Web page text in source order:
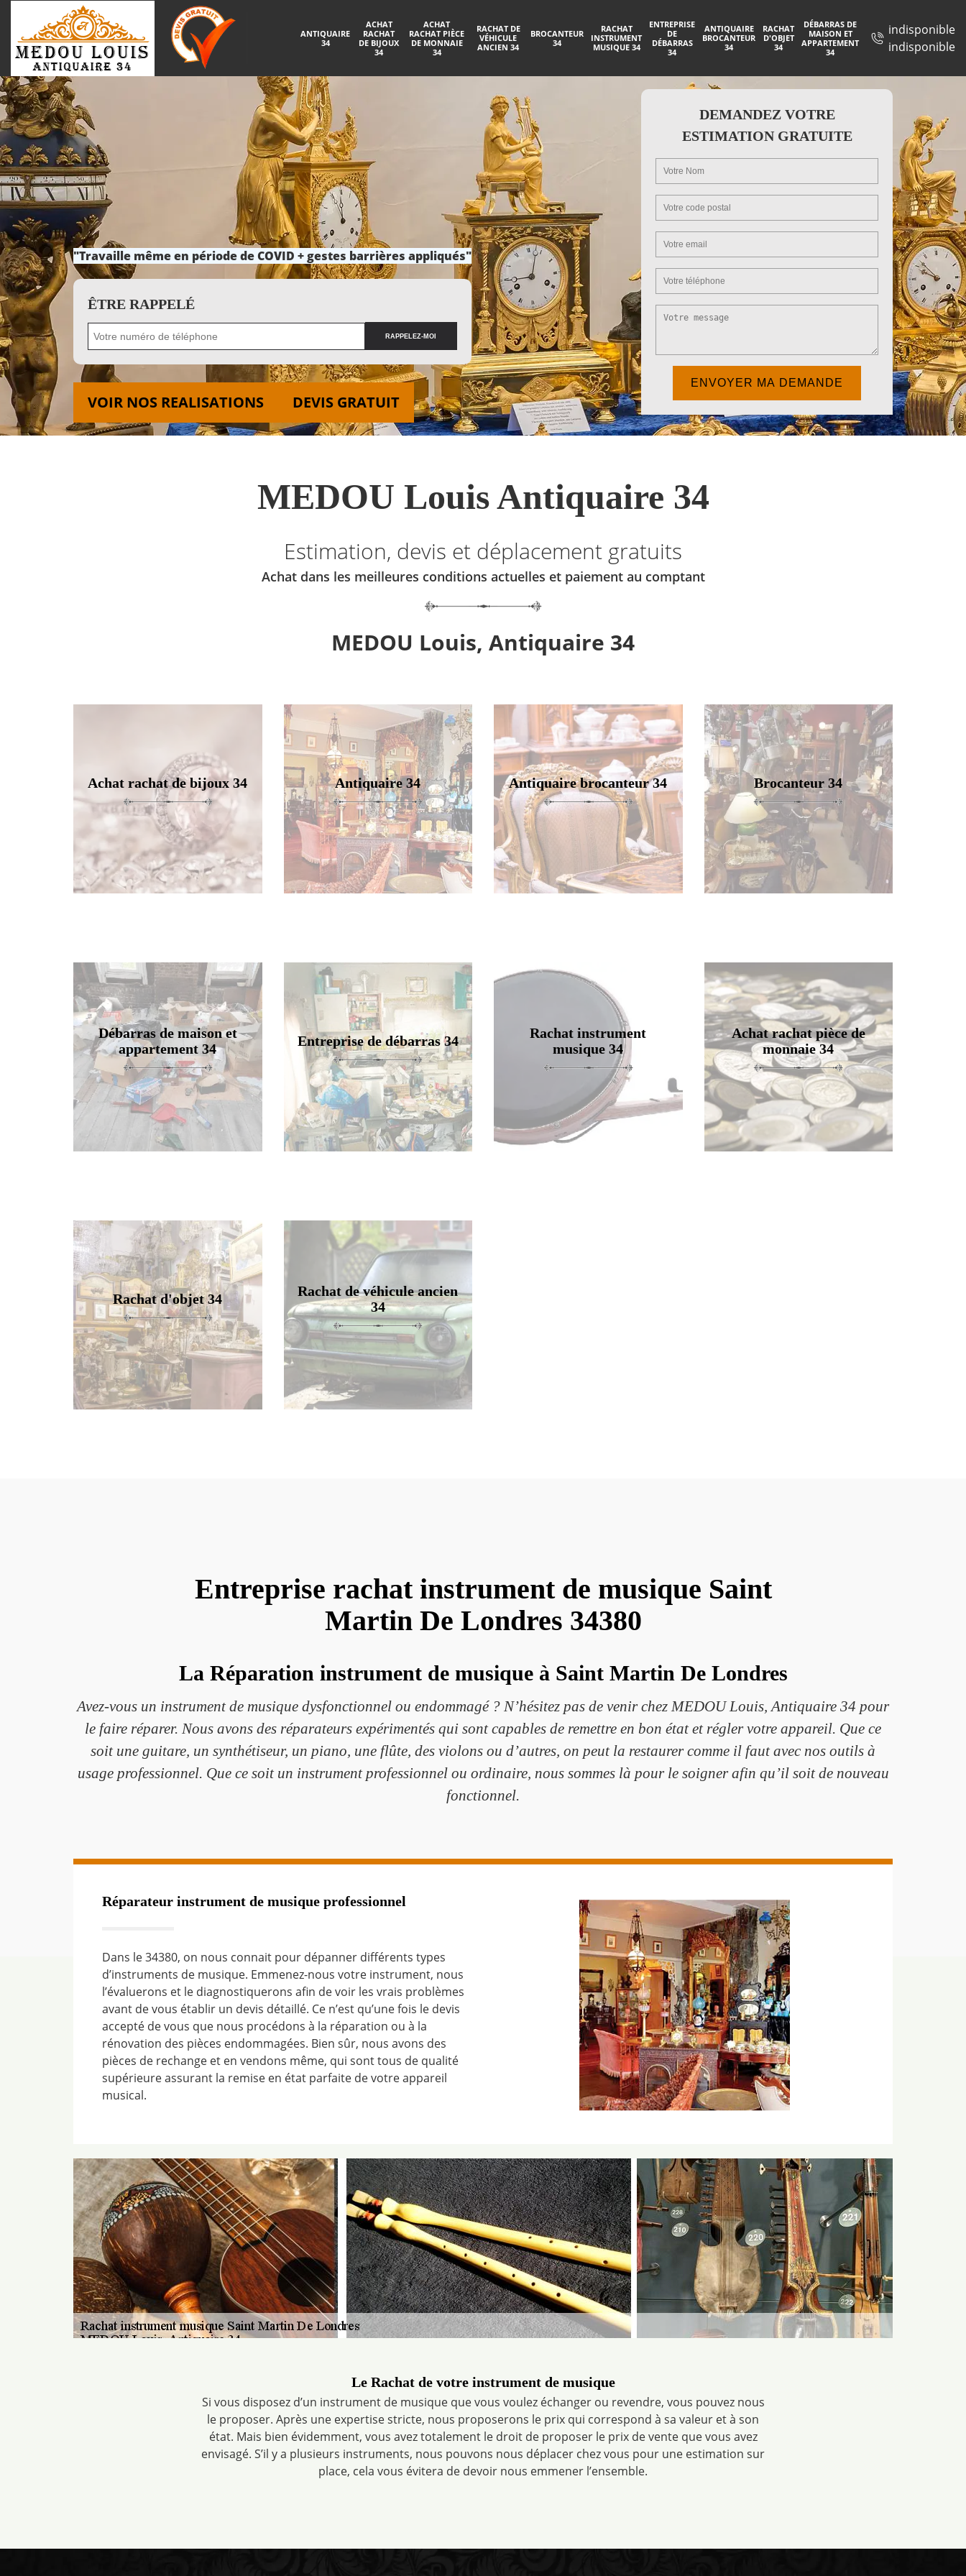
ANTIQUAIRE
34
ACHAT
RACHAT
DE BIJOUX
34
ACHAT
RACHAT PIÈCE
DE MONNAIE
34
RACHAT DE
VÉHICULE
ANCIEN 34
BROCANTEUR
34
RACHAT
INSTRUMENT
MUSIQUE 34
ENTREPRISE
DE
DÉBARRAS
34
ANTIQUAIRE
BROCANTEUR
34
RACHAT
D'OBJET
34
DÉBARRAS DE
MAISON ET
APPARTEMENT
34
indisponible
indisponible
"Travaille même en période de COVID + gestes barrières appliqués"
ÊTRE RAPPELÉ
VOIR NOS REALISATIONS DEVIS GRATUIT
DEMANDEZ VOTRE
ESTIMATION GRATUITE
MEDOU Louis Antiquaire 34
Estimation, devis et déplacement gratuits
Achat dans les meilleures conditions actuelles et paiement au comptant
MEDOU Louis, Antiquaire 34
Achat rachat de bijoux 34 Antiquaire 34 Antiquaire brocanteur 34 Brocanteur 34
Débarras de maison et
appartement 34
Entreprise de débarras 34
Rachat instrument
musique 34
Achat rachat pièce de
monnaie 34
Rachat d'objet 34
Rachat de véhicule ancien
34
Entreprise rachat instrument de musique Saint
Martin De Londres 34380
La Réparation instrument de musique à Saint Martin De Londres
Avez-vous un instrument de musique dysfonctionnel ou endommagé ? N’hésitez pas de venir chez MEDOU Louis, Antiquaire 34 pour
le faire réparer. Nous avons des réparateurs expérimentés qui sont capables de remettre en bon état et régler votre appareil. Que ce
soit une guitare, un synthétiseur, un piano, une flûte, des violons ou d’autres, on peut la restaurer comme il faut avec nos outils à
usage professionnel. Que ce soit un instrument professionnel ou ordinaire, nous sommes là pour le soigner afin qu’il soit de nouveau
fonctionnel.
Réparateur instrument de musique professionnel
Dans le 34380, on nous connait pour dépanner différents types
d’instruments de musique. Emmenez-nous votre instrument, nous
l’évaluerons et le diagnostiquerons afin de voir les vrais problèmes
avant de vous établir un devis détaillé. Ce n’est qu’une fois le devis
accepté de vous que nous procédons à la réparation ou à la
rénovation des pièces endommagées. Bien sûr, nous avons des
pièces de rechange et en vendons même, qui sont tous de qualité
supérieure assurant la remise en état parfaite de votre appareil
musical.
Le Rachat de votre instrument de musique
Si vous disposez d’un instrument de musique que vous voulez échanger ou revendre, vous pouvez nous
le proposer. Après une expertise stricte, nous proposerons le prix qui correspond à sa valeur et à son
état. Mais bien évidemment, vous avez totalement le droit de proposer le prix de vente que vous avez
envisagé. S’il y a plusieurs instruments, nous pouvons nous déplacer chez vous pour une estimation sur
place, cela vous évitera de devoir nous emmener l’ensemble.